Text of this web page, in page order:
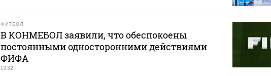
ФУТБОЛ
В КОНМЕБОЛ заявили, что обеспокоены
постоянными односторонними действиями
ФИФА
19:32